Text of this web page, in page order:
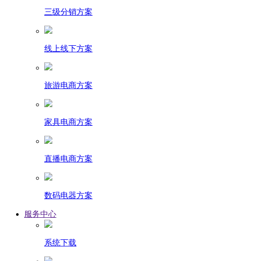
三级分销方案
线上线下方案
旅游电商方案
家具电商方案
直播电商方案
数码电器方案
服务中心
系统下载